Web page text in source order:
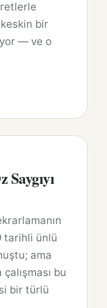
keskin bir
— ve o
tarihli ünlü
ama
bu
bir türlü